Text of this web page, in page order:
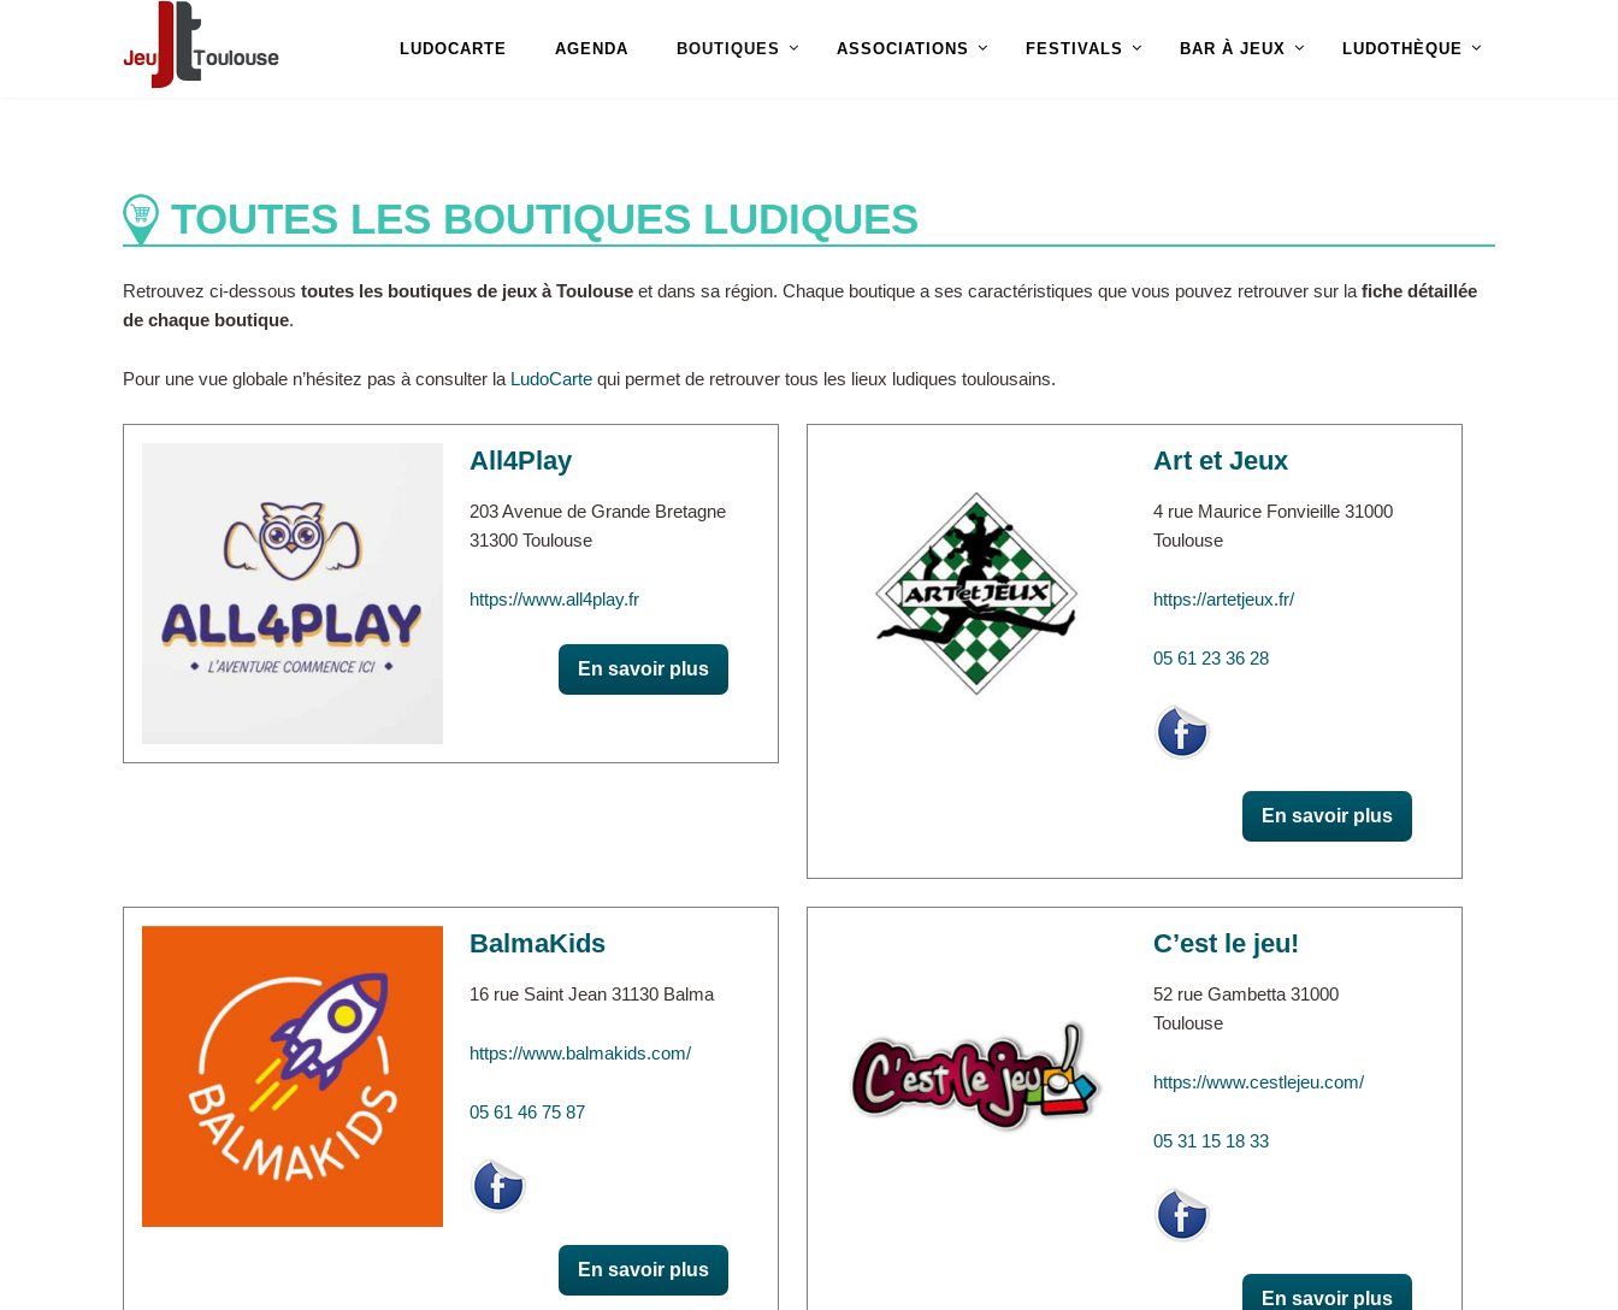
LUDOCARTE AGENDA BOUTIQUES ASSOCIATIONS FESTIVALS BAR À JEUX LUDOTHÈQUE
TOUTES LES BOUTIQUES LUDIQUES
Retrouvez ci-dessous toutes les boutiques de jeux à Toulouse et dans sa région. Chaque boutique a ses caractéristiques que vous pouvez retrouver sur la fiche détaillée
de chaque boutique.
Pour une vue globale n’hésitez pas à consulter la LudoCarte qui permet de retrouver tous les lieux ludiques toulousains.
All4Play
203 Avenue de Grande Bretagne
31300 Toulouse
https://www.all4play.fr
En savoir plus
Art et Jeux
4 rue Maurice Fonvieille 31000
Toulouse
https://artetjeux.fr/
05 61 23 36 28
En savoir plus
BalmaKids
16 rue Saint Jean 31130 Balma
https://www.balmakids.com/
05 61 46 75 87
En savoir plus
C’est le jeu!
52 rue Gambetta 31000
Toulouse
https://www.cestlejeu.com/
05 31 15 18 33
En savoir plus